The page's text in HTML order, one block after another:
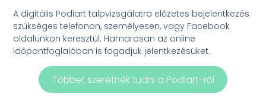
A digitális Podiart talpvizsgálatra előzetes bejelentkezés
szükséges telefonon, személyesen, vagy Facebook
oldalunkon keresztül. Hamarosan az online
időpontfoglalóban is fogadjuk jelentkezésüket.
Többet szeretnék tudni a Podiart-ról